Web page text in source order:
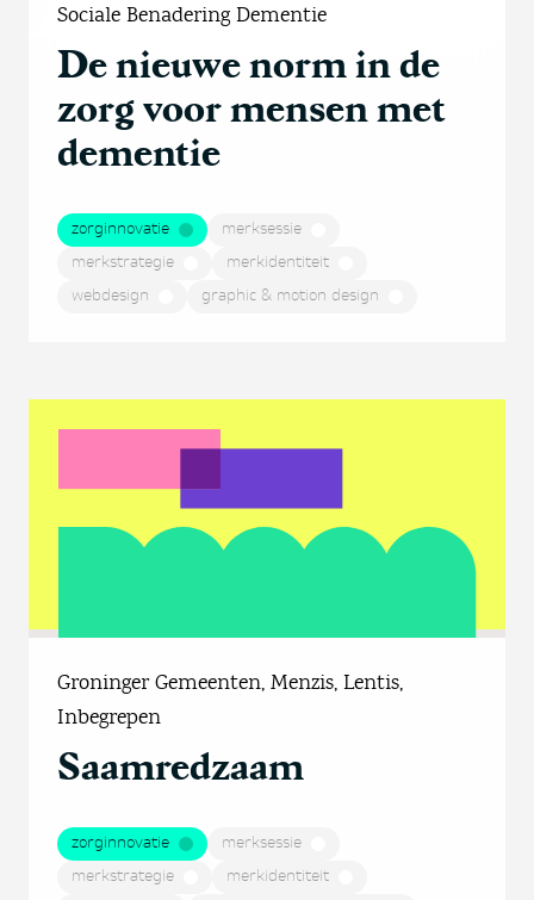
Sociale Benadering Dementie
De nieuwe norm in de
zorg voor mensen met
dementie
zorginnovatie
merksessie
merkstrategie
merkidentiteit
webdesign
graphic & motion design
Groninger Gemeenten, Menzis, Lentis,
Inbegrepen
Saamredzaam
zorginnovatie
merksessie
merkstrategie
merkidentiteit